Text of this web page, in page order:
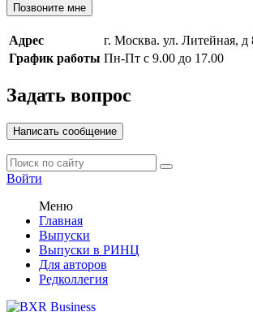
Позвоните мне
Адрес
г. Москва. ул. Литейная, д
График работы Пн-Пт с 9.00 до 17.00
Задать вопрос
Написать сообщение
Войти
Меню
Главная
Выпуски
Выпуски в РИНЦ
Для авторов
Редколлегия